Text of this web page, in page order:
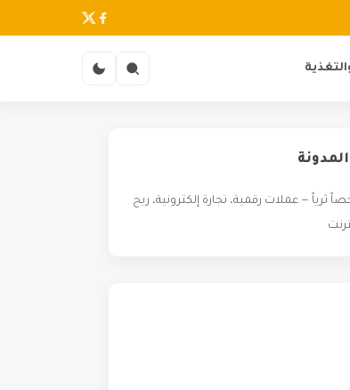
ثرياً — عملات رقمية، تجارة إلكترونية، ربح